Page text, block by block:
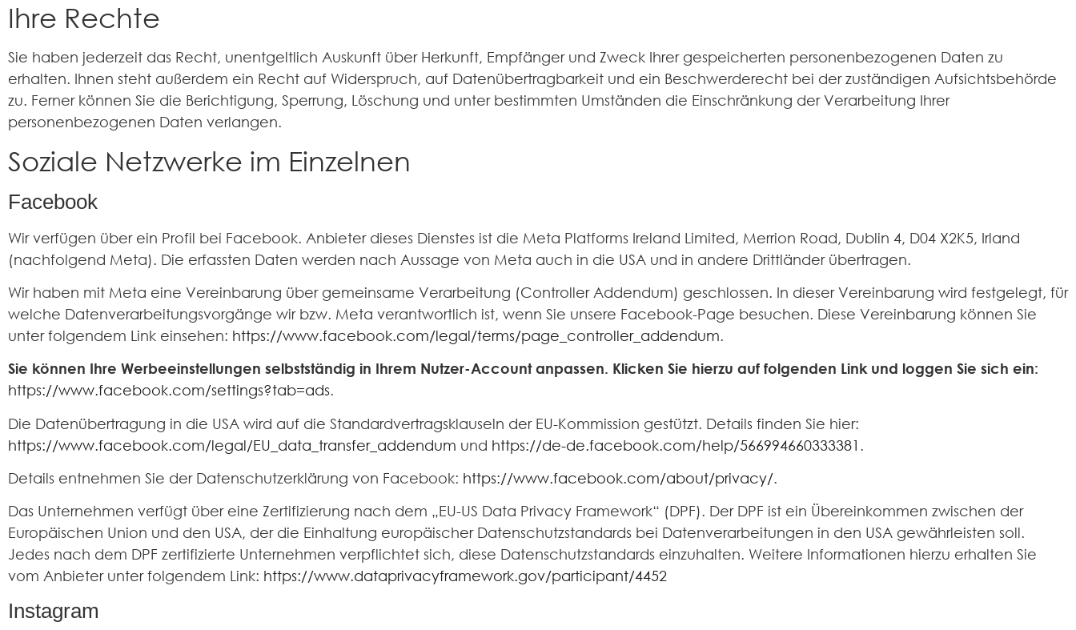
Ihre Rechte
Sie haben jederzeit das Recht, unentgeltlich Auskunft über Herkunft, Empfänger und Zweck Ihrer gespeicherten personenbezogenen Daten zu
erhalten. Ihnen steht außerdem ein Recht auf Widerspruch, auf Datenübertragbarkeit und ein Beschwerderecht bei der zuständigen Aufsichtsbehörde
zu. Ferner können Sie die Berichtigung, Sperrung, Löschung und unter bestimmten Umständen die Einschränkung der Verarbeitung Ihrer
personenbezogenen Daten verlangen.
Soziale Netzwerke im Einzelnen
Facebook
Wir verfügen über ein Profil bei Facebook. Anbieter dieses Dienstes ist die Meta Platforms Ireland Limited, Merrion Road, Dublin 4, D04 X2K5, Irland
(nachfolgend Meta). Die erfassten Daten werden nach Aussage von Meta auch in die USA und in andere Drittländer übertragen.
Wir haben mit Meta eine Vereinbarung über gemeinsame Verarbeitung (Controller Addendum) geschlossen. In dieser Vereinbarung wird festgelegt, für
welche Datenverarbeitungsvorgänge wir bzw. Meta verantwortlich ist, wenn Sie unsere Facebook-Page besuchen. Diese Vereinbarung können Sie
unter folgendem Link einsehen: https://www.facebook.com/legal/terms/page_controller_addendum.
Sie können Ihre Werbeeinstellungen selbstständig in Ihrem Nutzer-Account anpassen. Klicken Sie hierzu auf folgenden Link und loggen Sie sich ein:
https://www.facebook.com/settings?tab=ads.
Die Datenübertragung in die USA wird auf die Standardvertragsklauseln der EU-Kommission gestützt. Details finden Sie hier:
https://www.facebook.com/legal/EU_data_transfer_addendum und https://de-de.facebook.com/help/566994660333381 .
Details entnehmen Sie der Datenschutzerklärung von Facebook: https://www.facebook.com/about/privacy/.
Das Unternehmen verfügt über eine Zertifizierung nach dem „EU-US Data Privacy Framework“ (DPF). Der DPF ist ein Übereinkommen zwischen der
Europäischen Union und den USA, der die Einhaltung europäischer Datenschutzstandards bei Datenverarbeitungen in den USA gewährleisten soll.
Jedes nach dem DPF zertifizierte Unternehmen verpflichtet sich, diese Datenschutzstandards einzuhalten. Weitere Informationen hierzu erhalten Sie
vom Anbieter unter folgendem Link: https://www.dataprivacyframework.gov/participant/4452
Instagram